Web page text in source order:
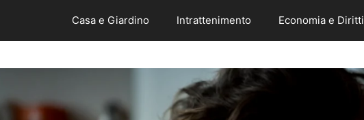
Casa e Giardino Intrattenimento Economia e Diritti